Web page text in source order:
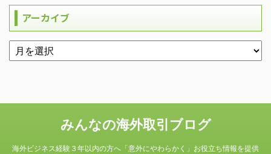
アーカイブ
みんなの海外取引ブログ
海外ビジネス経験３年以内の方へ「意外にやわらかく」お役立ち情報を提供